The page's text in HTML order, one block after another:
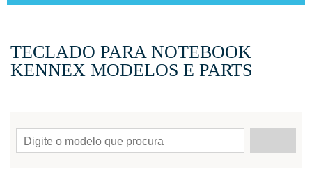
TECLADO PARA NOTEBOOK
KENNEX MODELOS E PARTS